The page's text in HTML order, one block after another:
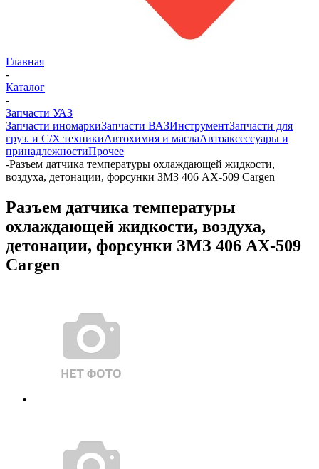
Главная
-
Каталог
-
Запчасти УАЗ
Запчасти иномаркиЗапчасти ВАЗИнструментЗапчасти для
груз. и С/Х техникиАвтохимия и маслаАвтоаксессуары и
принадлежностиПрочее
-Разъем датчика температуры охлаждающей жидкости,
воздуха, детонации, форсунки ЗМЗ 406 AX-509 Cargen
Разъем датчика температуры
охлаждающей жидкости, воздуха,
детонации, форсунки ЗМЗ 406 AX-509
Cargen